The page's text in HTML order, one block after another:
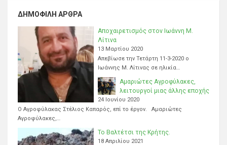
ΔΗΜΟΦΙΛΉ ΆΡΘΡΑ
Αποχαιρετισμός στον Ιωάννη Μ.
Λίτινα
13 Μαρτίου 2020
Απεβίωσε την Τετάρτη 11-3-2020 ο
Ιωάννης Μ. Λίτινας σε ηλικία…
Αμαριώτες Αγροφύλακες,
λειτουργοί μιας άλλης εποχής
24 Ιουνίου 2020
Ο Αγροφύλακας Στέλιος Καπαρός, επί το έργον. Αμαριώτες
Αγροφύλακες,…
Το Βαλτέτσι της Κρήτης.
18 Απριλίου 2021